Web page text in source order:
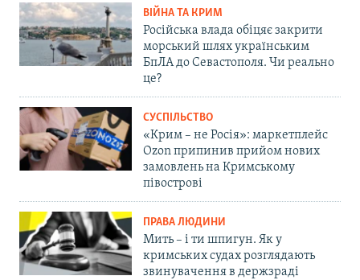
ВІЙНА ТА КРИМ
Російська влада обіцяє закрити
морський шлях українським
БпЛА до Севастополя. Чи реально
це?
СУСПІЛЬСТВО
«Крим – не Росія»: маркетплейс
Ozon припинив прийом нових
замовлень на Кримському
півострові
ПРАВА ЛЮДИНИ
Мить – і ти шпигун. Як у
кримських судах розглядають
звинувачення в держзраді